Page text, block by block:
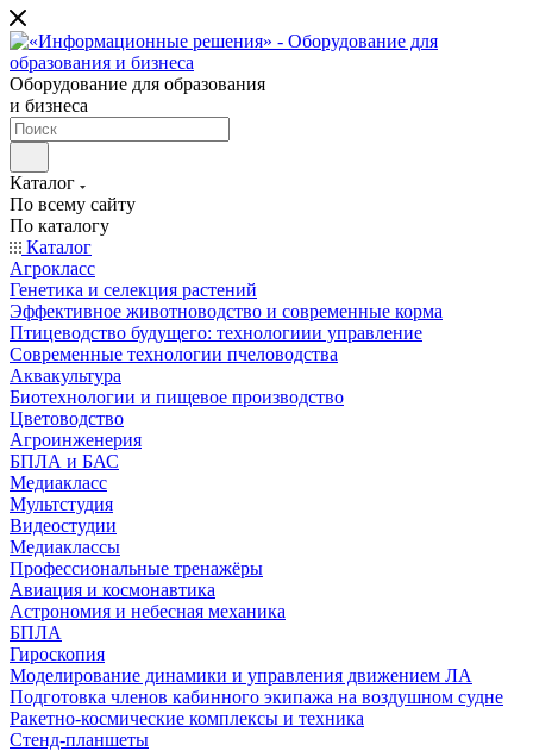
Оборудование для образования
и бизнеса
Каталог
По всему сайту
По каталогу
Каталог
Агрокласс
Генетика и селекция растений
Эффективное животноводство и современные корма
Птицеводство будущего: технологиии управление
Современные технологии пчеловодства
Аквакультура
Биотехнологии и пищевое производство
Цветоводство
Агроинженерия
БПЛА и БАС
Медиакласс
Мультстудия
Видеостудии
Медиаклассы
Профессиональные тренажёры
Авиация и космонавтика
Астрономия и небесная механика
БПЛА
Гироскопия
Моделирование динамики и управления движением ЛА
Подготовка членов кабинного экипажа на воздушном судне
Ракетно-космические комплексы и техника
Стенд-планшеты